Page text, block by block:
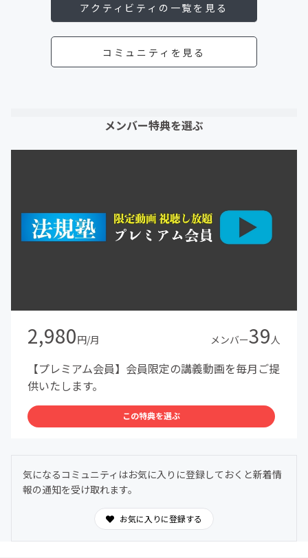
アクティビティの一覧を見る
コミュニティを見る
メンバー特典を選ぶ
2,980円/月 メンバー39人
【プレミアム会員】会員限定の講義動画を毎月ご提
供いたします。
この特典を選ぶ
気になるコミュニティはお気に入りに登録しておくと新着情
報の通知を受け取れます。
お気に入りに登録する